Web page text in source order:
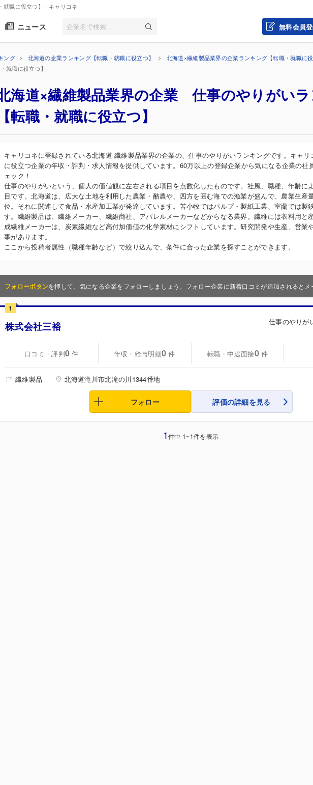
職に役立つ】 | キャリコネ
ニュース 無料会員
ング 北海道の企業ランキング【転職・就職に役立つ】
北海道×繊維製品業界の企業ランキング【転職・就職に役
就職に役立つ】
海道×繊維製品業界の企業 仕事のやりがい
【転職・就職に役立つ】
キャリコネに登録されている北海道 繊維製品業界の企業の、仕事のやりがいランキングです。キャ
に役立つ企業の年収・評判・求人情報を提供しています。60万以上の登録企業から気になる企業の社
ェック！
仕事のやりがいという、個人の価値観に左右される項目を点数化したものです。社風、職種、年齢に
目です。北海道は、広大な土地を利用した農業・酪農や、四方を囲む海での漁業が盛んで、農業生産
位。それに関連して食品・水産加工業が発達しています。苫小牧ではパルプ・製紙工業、室蘭では製
す。繊維製品は、繊維メーカー、繊維商社、アパレルメーカーなどからなる業界。繊維には衣料用と
成繊維メーカーは、炭素繊維など高付加価値の化学素材にシフトしています。研究開発や生産、営業
事があります。
ここから投稿者属性（職種年齢など）で絞り込んで、条件に合った企業を探すことができます。
フォローボタンを押して、気になる企業をフォローしましょう。フォロー企業に新着口コミが追加されるとメ
1
株式会社三裕 仕事のやりが
口コミ・評判0 件 年収・給与明細0 件 転職・中途面接0 件
繊維製品 北海道滝川市北滝の川1344番地
フォロー 評価の詳細を見る
1件中 1~1件を表示